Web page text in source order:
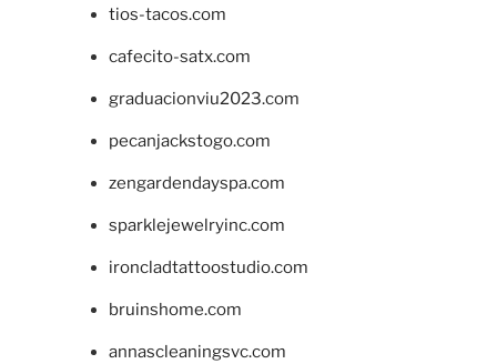
tios-tacos.com
cafecito-satx.com
graduacionviu2023.com
pecanjackstogo.com
zengardendayspa.com
sparklejewelryinc.com
ironcladtattoostudio.com
bruinshome.com
annascleaningsvc.com